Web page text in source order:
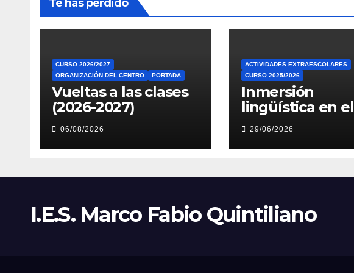
Te has perdido
CURSO 2026/2027
ORGANIZACIÓN DEL CENTRO
PORTADA
Vueltas a las clases
(2026-2027)
06/08/2026
ACTIVIDADES EXTRAESCOLARES
CURSO 2025/2026
Inmersión
lingüística en el
Pirineo
29/06/2026
I.E.S. Marco Fabio Quintiliano